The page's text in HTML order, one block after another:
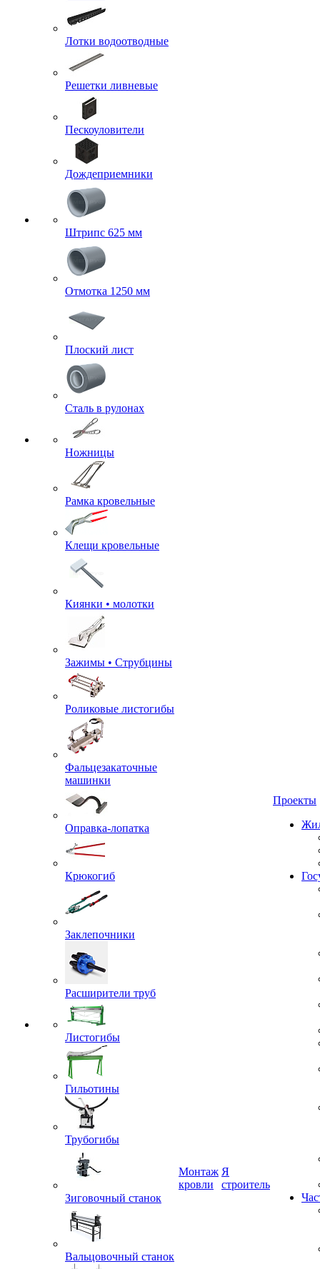
Лотки водоотводные
Решетки ливневые
Пескоуловители
Дождеприемники
Штрипс 625 мм
Отмотка 1250 мм
Плоский лист
Сталь в рулонах
Ножницы
Рамка кровельные
Клещи кровельные
Киянки • молотки
Зажимы • Струбцины
Роликовые листогибы
Фальцезакаточные
машинки
Оправка-лопатка
Крюкогиб
Заклепочники
Расширители труб
Листогибы
Гильотины
Трубогибы
Зиговочный станок
Вальцовочный станок
Проекты